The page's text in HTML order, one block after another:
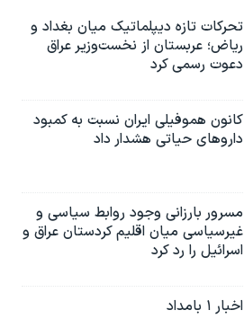
تحرکات تازه دیپلماتیک میان بغداد و
ریاض؛ عربستان از نخست‌وزیر عراق
دعوت رسمی کرد
کانون هموفیلی ایران نسبت به کمبود
داروهای حیاتی هشدار داد
مسرور بارزانی وجود روابط سیاسی و
غیرسیاسی میان اقلیم کردستان عراق و
اسرائيل را رد کرد
اخبار ۱ بامداد